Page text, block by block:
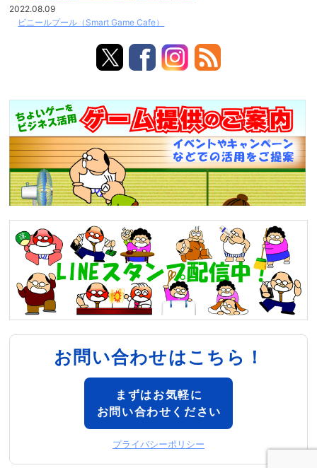
2022.08.09
ビニールプール（Smart Game Cafe）
お問い合わせはこちら！
まずはお気軽に
お問い合わせください
プライバシーポリシー